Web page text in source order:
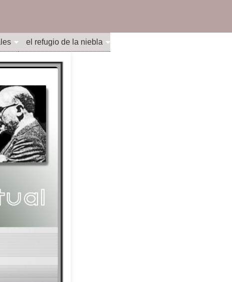
el refugio de la niebla